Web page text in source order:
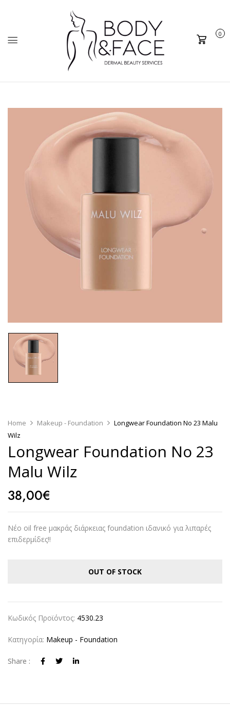
Καλάθι
0
Home Makeup - Foundation
Longwear Foundation No 23 Malu
Wilz
Longwear Foundation No 23
Malu Wilz
38,00€
Νέο oil free μακράς διάρκειας foundation ιδανικό για λιπαρές
επιδερμίδες!!
OUT OF STOCK
Κωδικός Προϊόντος: 4530.23
Κατηγορία: Makeup - Foundation
Share :